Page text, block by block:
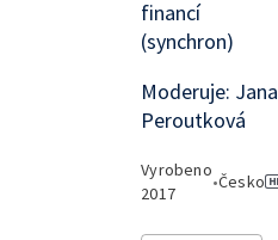
financí
(synchron)
Moderuje: Jana
Peroutková
Vyrobeno
2017
•Česko